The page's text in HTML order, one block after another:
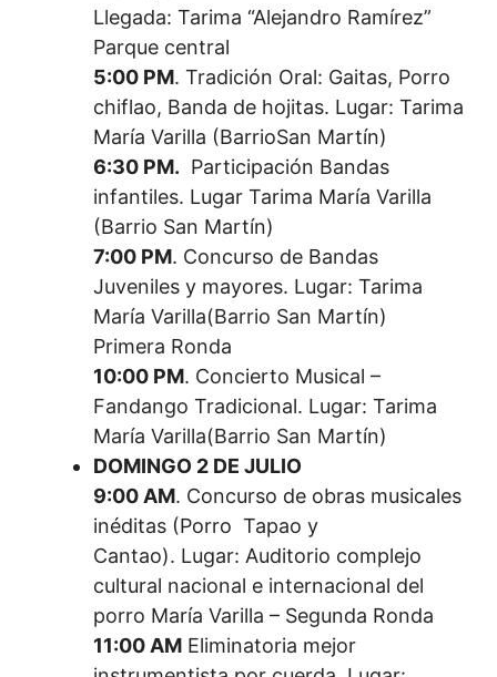
Llegada: Tarima “Alejandro Ramírez”
Parque central
5:00 PM. Tradición Oral: Gaitas, Porro
chiflao, Banda de hojitas. Lugar: Tarima
María Varilla (BarrioSan Martín)
6:30 PM. Participación Bandas
infantiles. Lugar Tarima María Varilla
(Barrio San Martín)
7:00 PM. Concurso de Bandas
Juveniles y mayores. Lugar: Tarima
María Varilla(Barrio San Martín)
Primera Ronda
10:00 PM. Concierto Musical –
Fandango Tradicional. Lugar: Tarima
María Varilla(Barrio San Martín)
DOMINGO 2 DE JULIO
9:00 AM. Concurso de obras musicales
inéditas (Porro Tapao y
Cantao). Lugar: Auditorio complejo
cultural nacional e internacional del
porro María Varilla – Segunda Ronda
11:00 AM Eliminatoria mejor